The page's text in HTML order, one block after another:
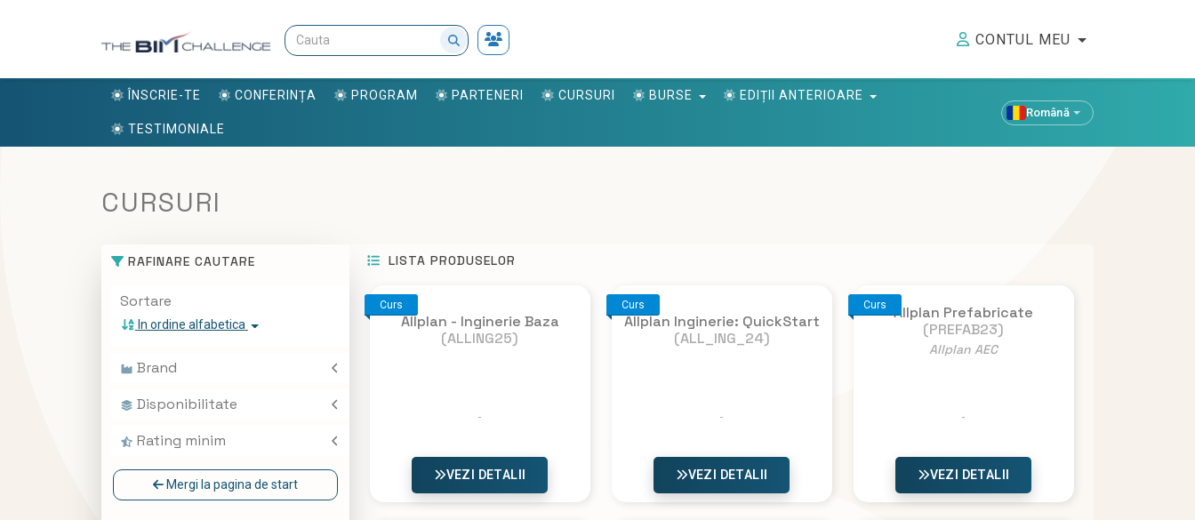
CONTUL MEU
ÎNSCRIE-TE CONFERINȚA PROGRAM PARTENERI CURSURI BURSE EDIȚII ANTERIOARE
TESTIMONIALE
Română
CURSURI
RAFINARE CAUTARE
Sortare
In ordine alfabetica
Brand
Disponibilitate
Rating minim
Mergi la pagina de start
LISTA PRODUSELOR
Curs
Allplan - Inginerie Baza
(ALLING25)
VEZI DETALII
Curs
Allplan Inginerie: QuickStart
(ALL_ING_24)
VEZI DETALII
Curs
Allplan Prefabricate
(PREFAB23)
Allplan AEC
VEZI DETALII